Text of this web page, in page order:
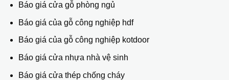
Báo giá cửa gỗ phòng ngủ
Báo giá của gỗ công nghiệp hdf
Báo giá của gỗ công nghiệp kotdoor
Báo giá cửa nhựa nhà vệ sinh
Báo giá cửa thép chống cháy